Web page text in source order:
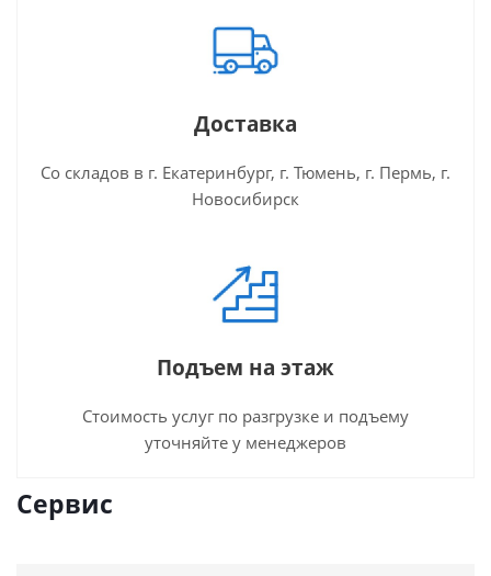
Доставка
Со складов в г. Екатеринбург, г. Тюмень, г. Пермь, г.
Новосибирск
Подъем на этаж
Стоимость услуг по разгрузке и подъему
уточняйте у менеджеров
Сервис